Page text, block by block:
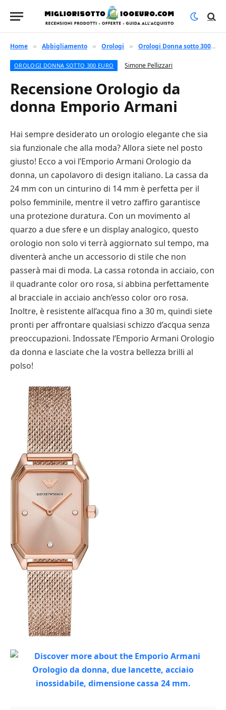
Home » Abbigliamento » Orologi » Orologi Donna sotto 300 euro
OROLOGI DONNA SOTTO 300 EURO Simone Pellizzari
Recensione Orologio da
donna Emporio Armani
Hai sempre desiderato un orologio elegante che sia
sia funzionale che alla moda? Allora siete nel posto
giusto! Ecco a voi l’Emporio Armani Orologio da
donna, un capolavoro di design italiano. La cassa da
24 mm con un cinturino di 14 mm è perfetta per il
polso femminile, mentre il vetro zaffiro garantisce
una protezione duratura. Con un movimento al
quarzo a due sfere e un display analogico, questo
orologio non solo vi terrà aggiornato sul tempo, ma
diventerà anche un accessorio di stile che non
passerà mai di moda. La cassa rotonda in acciaio, con
il quadrante color oro rosa, si abbina perfettamente
al bracciale in acciaio anch’esso color oro rosa.
Inoltre, è resistente all’acqua fino a 30 m, quindi siete
pronti per affrontare qualsiasi schizzo d’acqua senza
preoccupazioni. Indossate l’Emporio Armani Orologio
da donna e lasciate che la vostra bellezza brilli al
polso!